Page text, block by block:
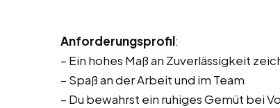
Anforderungsprofil:
– Ein hohes Maß an Zuverlässigkeit
– Spaß an der Arbeit und im Team
– Du bewahrst ein ruhiges Gemüt bei